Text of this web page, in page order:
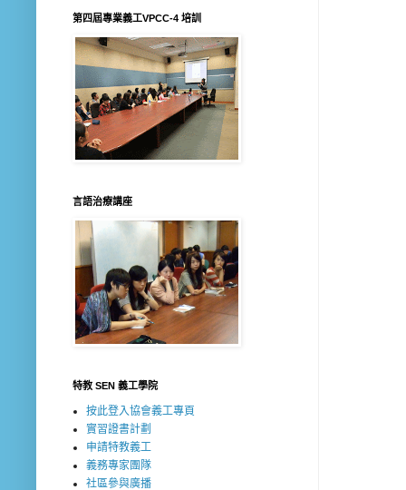
第四屆專業義工VPCC-4 培訓
言語治療講座
特教 SEN 義工學院
按此登入協會義工專頁
實習證書計劃
申請特教義工
義務專家團隊
社區參與廣播